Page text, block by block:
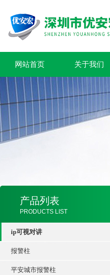
网站首页 关于我们
产品列表
PRODUCTS LIST
ip可视对讲
报警柱
平安城市报警柱